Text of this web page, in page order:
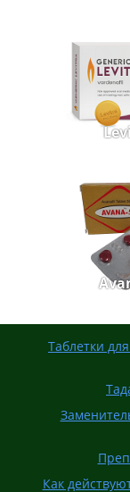
Таблетки
Как